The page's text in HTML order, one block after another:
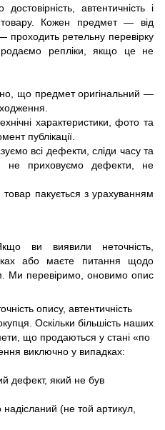
автентичність і
товару. Кожен предмет — від
проходить ретельну перевірку
репліки, якщо це не
що предмет оригінальний —
характеристики, фото та
публікації.
всі дефекти, сліди часу та
не приховуємо дефекти, не
пакується з урахуванням
ви виявили неточність,
або маєте питання щодо
Ми перевіримо, оновимо опис
опису, автентичність
Оскільки більшість наших
що продаються у стані «по
виключно у випадках:
дефект, який не був
(не той артикул,